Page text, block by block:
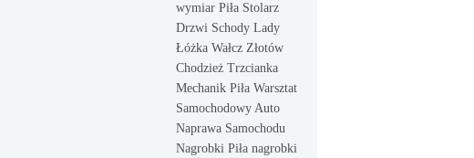
wymiar Piła Stolarz
Drzwi Schody Lady
Łóżka Wałcz Złotów
Chodzież Trzcianka
Mechanik Piła Warsztat
Samochodowy Auto
Naprawa Samochodu
Nagrobki Piła nagrobki